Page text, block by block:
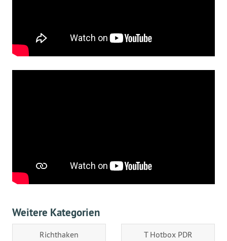
Weitere Kategorien
Richthaken T Hotbox PDR